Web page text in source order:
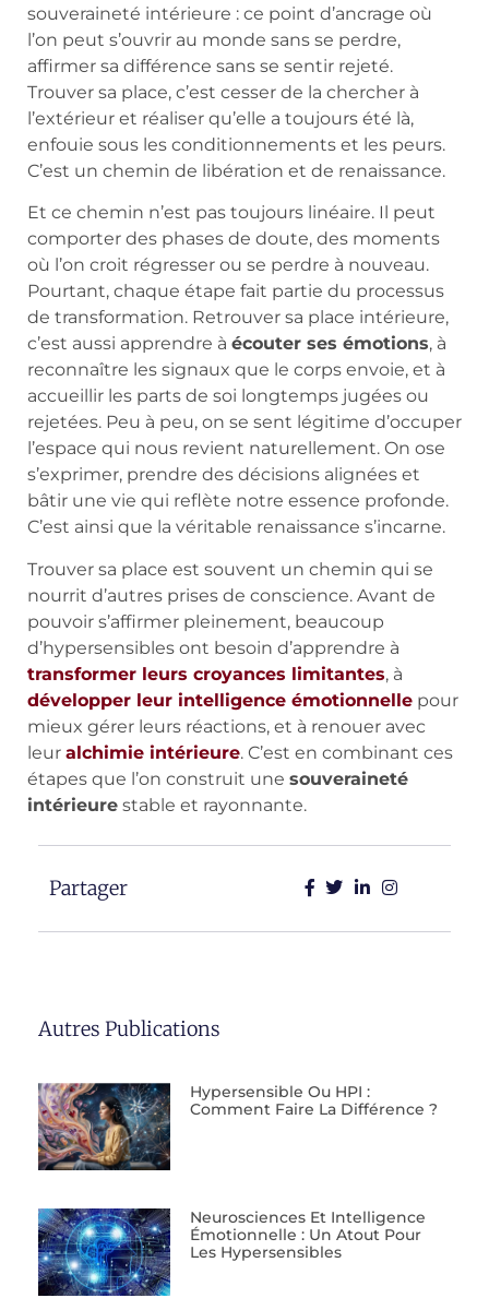
souveraineté intérieure : ce point d’ancrage où
l’on peut s’ouvrir au monde sans se perdre,
affirmer sa différence sans se sentir rejeté.
Trouver sa place, c’est cesser de la chercher à
l’extérieur et réaliser qu’elle a toujours été là,
enfouie sous les conditionnements et les peurs.
C’est un chemin de libération et de renaissance.
Et ce chemin n’est pas toujours linéaire. Il peut
comporter des phases de doute, des moments
où l’on croit régresser ou se perdre à nouveau.
Pourtant, chaque étape fait partie du processus
de transformation. Retrouver sa place intérieure,
c’est aussi apprendre à écouter ses émotions, à
reconnaître les signaux que le corps envoie, et à
accueillir les parts de soi longtemps jugées ou
rejetées. Peu à peu, on se sent légitime d’occuper
l’espace qui nous revient naturellement. On ose
s’exprimer, prendre des décisions alignées et
bâtir une vie qui reflète notre essence profonde.
C’est ainsi que la véritable renaissance s’incarne.
Trouver sa place est souvent un chemin qui se
nourrit d’autres prises de conscience. Avant de
pouvoir s’affirmer pleinement, beaucoup
d’hypersensibles ont besoin d’apprendre à
transformer leurs croyances limitantes, à
développer leur intelligence émotionnelle pour
mieux gérer leurs réactions, et à renouer avec
leur alchimie intérieure. C’est en combinant ces
étapes que l’on construit une souveraineté
intérieure stable et rayonnante.
Partager
Autres Publications
Hypersensible Ou HPI :
Comment Faire La Différence ?
Neurosciences Et Intelligence
Émotionnelle : Un Atout Pour
Les Hypersensibles